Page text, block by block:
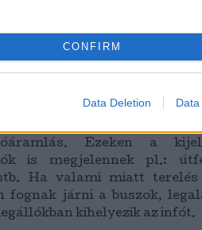
CONFIRM
Data Deletion Data
Ez az a pont, ami
próbálok objektív
az ottani indulási idők
A tájékoztató
Ezeken a
is megjelennek pl.:
Ha valami miatt
fognak járni a buszok,
kihelyezik az infót.